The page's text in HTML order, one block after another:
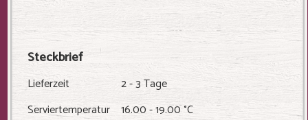
Steckbrief
Lieferzeit
2 - 3 Tage
Serviertemperatur 16.00 - 19.00 °C